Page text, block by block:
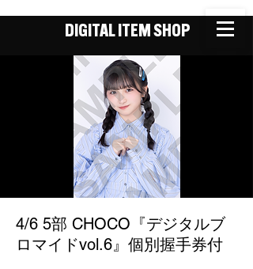
DIGITAL ITEM SHOP
4/6 5部 CHOCO『デジタルブ
ロマイドvol.6』個別握手券付